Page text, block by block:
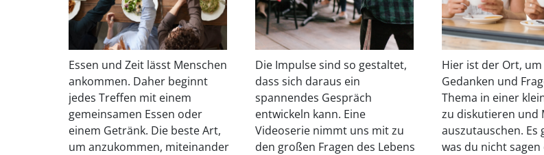
Essen und Zeit lässt Menschen
ankommen. Daher beginnt
jedes Treffen mit einem
gemeinsamen Essen oder
einem Getränk. Die beste Art,
um anzukommen, miteinander
Die Impulse sind so gestaltet,
dass sich daraus ein
spannendes Gespräch
entwickeln kann. Eine
Videoserie nimmt uns mit zu
den großen Fragen des Lebens
Hier ist der Ort,
Gedanken und
Thema in einer
zu diskutieren und
auszutauschen. Es
was du nicht